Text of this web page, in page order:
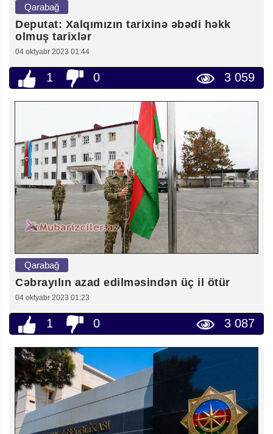
Qarabağ
Deputat: Xalqımızın tarixinə əbədi həkk
olmuş tarixlər
04 oktyabr 2023 01:44
1 0 3 059
Qarabağ
Cəbrayılın azad edilməsindən üç il ötür
04 oktyabr 2023 01:23
1 0 3 087